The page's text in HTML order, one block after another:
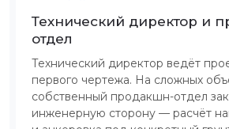
Технический директор и
отдел
Технический директор ведёт
первого чертежа. На сложных
собственный продакшн-отдел
инженерную сторону — расчёт